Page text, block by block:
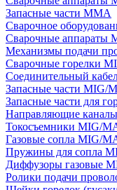
Запасные части MMA
Сварочное
Сварочные аппараты
Механизмы подачи
Сварочные горелки
Соединительный
Запасные части MIG/
Запасные части для
Направляющие
Токосъемники MIG/
Газовые сопла MIG/
Пружины для сопла
Диффузоры газовые
Ролики подачи